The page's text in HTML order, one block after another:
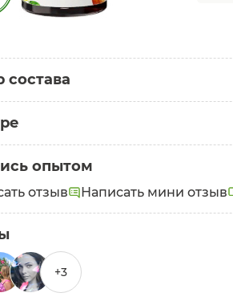
состава
Coriander essential oil (эфирное
essential oil (эфирное масло
опытом
отзыв Написать мини отзыв
+3